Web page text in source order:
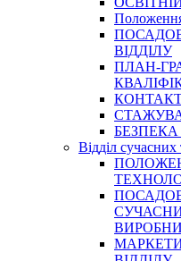
ВІДДІЛУ
ПЛАН-
Відділ